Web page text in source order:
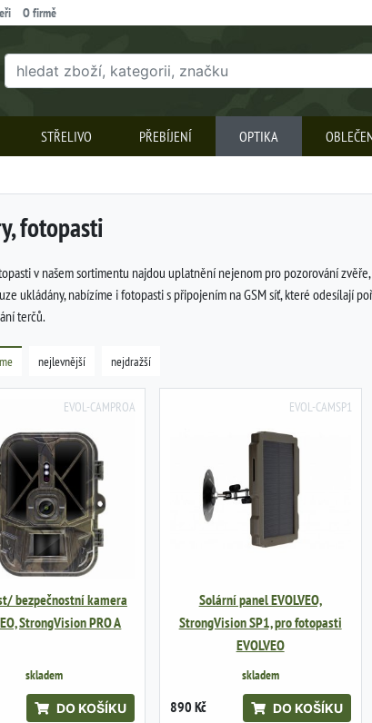
O firmě
STŘELIVO PŘEBÍJENÍ OPTIKA
fotopasti
v našem sortimentu najdou uplatnění nejenom pro pozorování
ukládány, nabízíme i fotopasti s připojením na GSM síť, které odesílají
terčů.
nejlevnější nejdražší
EVOL-CAMPROA
bezpečnostní kamera
StrongVision PRO A
skladem
DO KOŠÍKU
EVOL-CAMSP1
Solární panel EVOLVEO,
StrongVision SP1, pro fotopasti
EVOLVEO
skladem
890 Kč DO KOŠÍKU